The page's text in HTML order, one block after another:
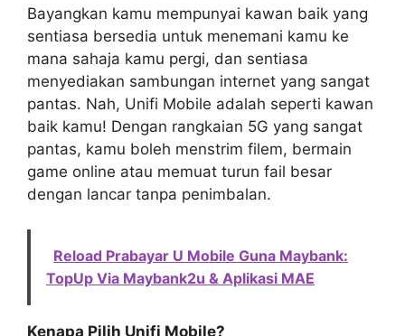
Bayangkan kamu mempunyai kawan baik yang
sentiasa bersedia untuk menemani kamu ke
mana sahaja kamu pergi, dan sentiasa
menyediakan sambungan internet yang sangat
pantas. Nah, Unifi Mobile adalah seperti kawan
baik kamu! Dengan rangkaian 5G yang sangat
pantas, kamu boleh menstrim filem, bermain
game online atau memuat turun fail besar
dengan lancar tanpa penimbalan.
Reload Prabayar U Mobile Guna Maybank:
TopUp Via Maybank2u & Aplikasi MAE
Kenapa Pilih Unifi Mobile?